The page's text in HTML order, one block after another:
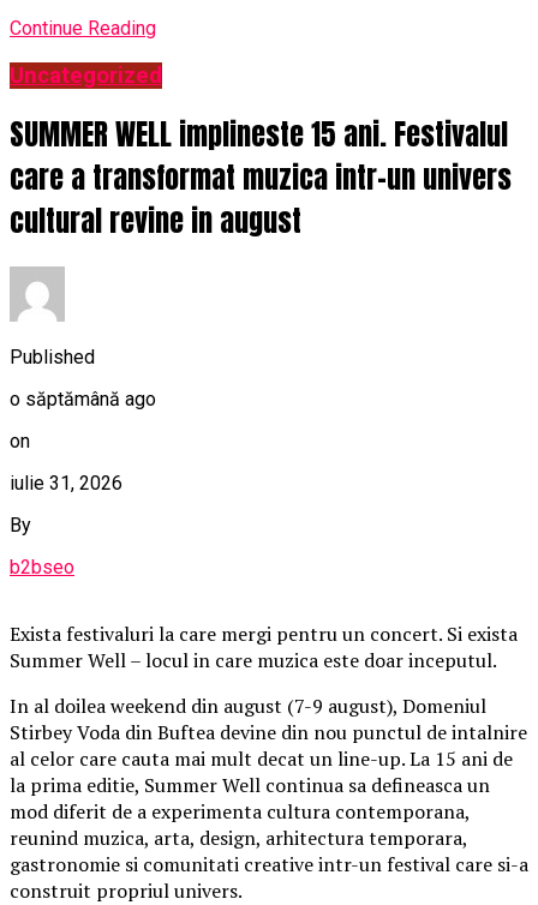
Continue Reading
Uncategorized
SUMMER WELL implineste 15 ani. Festivalul
care a transformat muzica intr-un univers
cultural revine in august
Published
o săptămână ago
on
iulie 31, 2026
By
b2bseo
Exista festivaluri la care mergi pentru un concert. Si exista
Summer Well – locul in care muzica este doar inceputul.
In al doilea weekend din august (7-9 august), Domeniul
Stirbey Voda din Buftea devine din nou punctul de intalnire
al celor care cauta mai mult decat un line-up. La 15 ani de
la prima editie, Summer Well continua sa defineasca un
mod diferit de a experimenta cultura contemporana,
reunind muzica, arta, design, arhitectura temporara,
gastronomie si comunitati creative intr-un festival care si-a
construit propriul univers.